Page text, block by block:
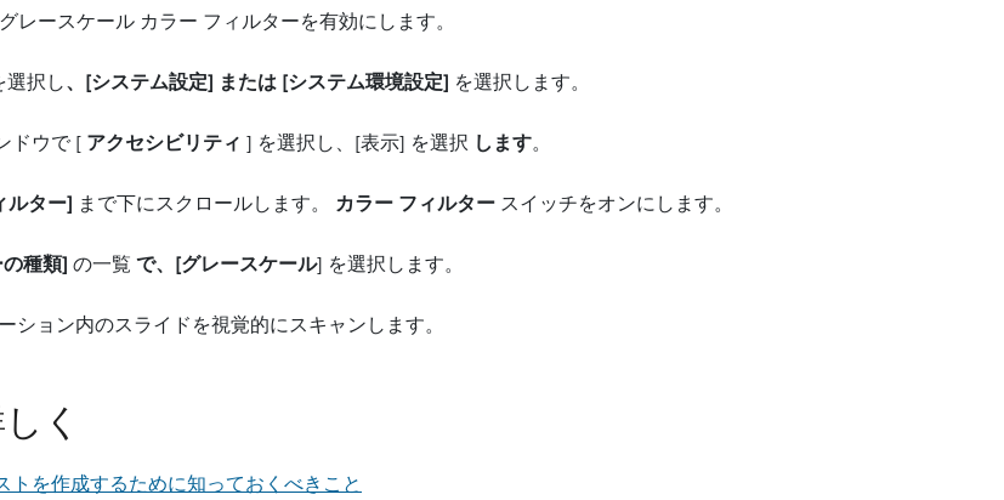
レースケール カラー フィルターを有効にします。
選択し、[システム設定] または [システム環境設定] を選択します。
ドウで [ アクセシビリティ ] を選択し、[表示] を選択 します。
ルター] まで下にスクロールします。 カラー フィルター スイッチをオンにします。
種類] の一覧 で、[グレースケール] を選択します。
ション内のスライドを視覚的にスキャンします。
く
トを作成するために知っておくべきこと